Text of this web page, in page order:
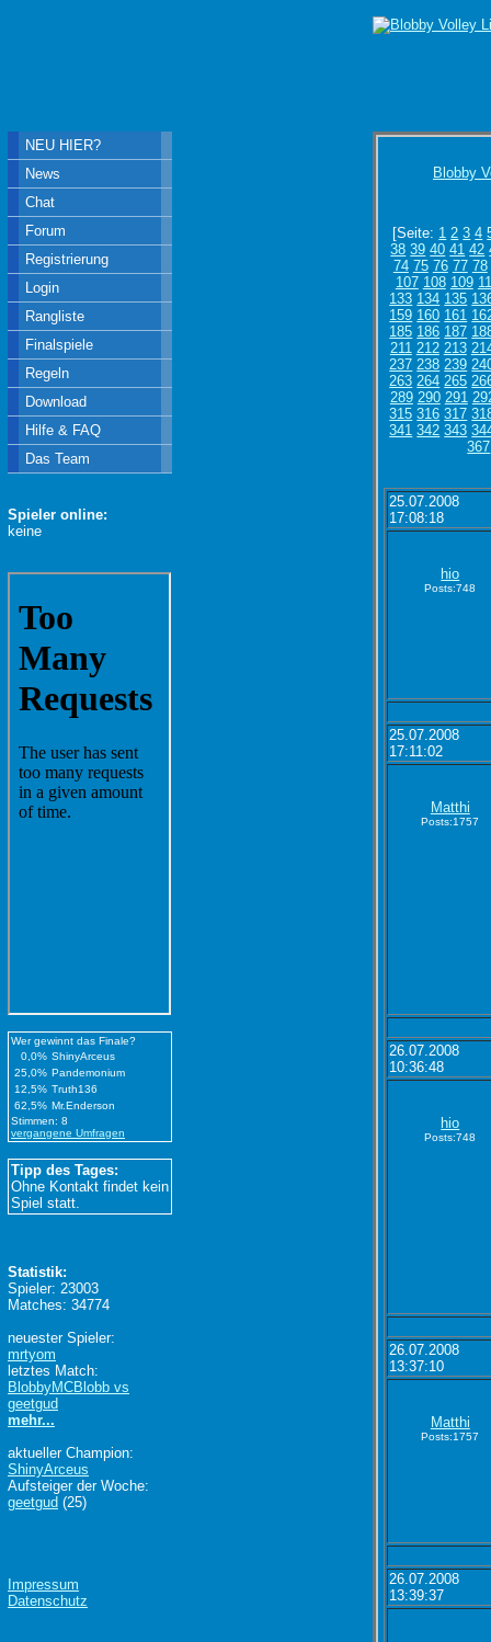
Blobby
[Seite: 1 2 3 4
38 39 40 41 42
74 75 76 77 78
107 108 109
133 134 135
159 160 161
185 186 187
211 212 213
237 238 239
263 264 265
289 290 291
315 316 317
341 342 343
367
25.07.2008
17:08:18
hio
Posts:748
25.07.2008
17:11:02
Matthi
Posts:1757
26.07.2008
10:36:48
hio
Posts:748
26.07.2008
13:37:10
Matthi
Posts:1757
26.07.2008
13:39:37
NEU HIER?
News
Chat
Forum
Registrierung
Login
Rangliste
Finalspiele
Regeln
Download
Hilfe & FAQ
Das Team
Spieler online:
keine
Wer gewinnt das Finale?
0,0% ShinyArceus
25,0% Pandemonium
12,5% Truth136
62,5% Mr.Enderson
Stimmen: 8
vergangene Umfragen
Tipp des Tages:
Ohne Kontakt findet kein
Spiel statt.
Statistik:
Spieler: 23003
Matches: 34774
neuester Spieler:
mrtyom
letztes Match:
BlobbyMCBlobb vs
geetgud
mehr...
aktueller Champion:
ShinyArceus
Aufsteiger der Woche:
geetgud (25)
Impressum
Datenschutz